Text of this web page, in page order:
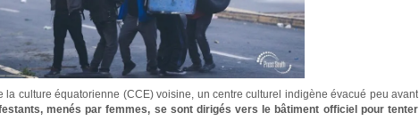
la culture équatorienne (CCE) voisine, un centre culturel indigène évacué peu avant
menés par femmes, se sont dirigés vers le bâtiment officiel pour tenter